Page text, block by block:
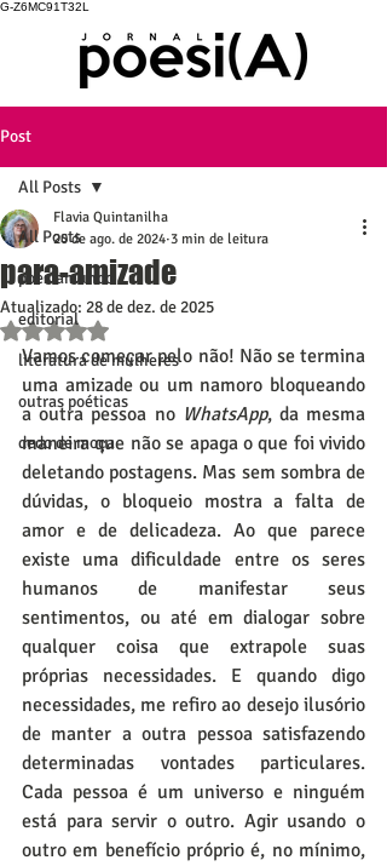
G-Z6MC91T32L
Post
All Posts
poesiamundo
editorial
literatura de mulheres
outras poéticas
dedo de moça
All Posts
para-amizade
Flavia Quintanilha
20 de ago. de 2024 3 min de leitura
Atualizado: 28 de dez. de 2025
Avaliado com NaN de 5 estrelas.
Vamos começar pelo não! Não se termina
uma amizade ou um namoro bloqueando
a outra pessoa no WhatsApp, da mesma
maneira que não se apaga o que foi vivido
deletando postagens. Mas sem sombra de
dúvidas, o bloqueio mostra a falta de
amor e de delicadeza. Ao que parece
existe uma dificuldade entre os seres
humanos de manifestar seus
sentimentos, ou até em dialogar sobre
qualquer coisa que extrapole suas
próprias necessidades. E quando digo
necessidades, me refiro ao desejo ilusório
de manter a outra pessoa satisfazendo
determinadas vontades particulares.
Cada pessoa é um universo e ninguém
está para servir o outro. Agir usando o
outro em benefício próprio é, no mínimo,